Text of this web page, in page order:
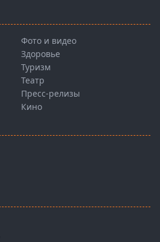
Фото и видео
Здоровье
Туризм
Театр
Пресс-релизы
Кино